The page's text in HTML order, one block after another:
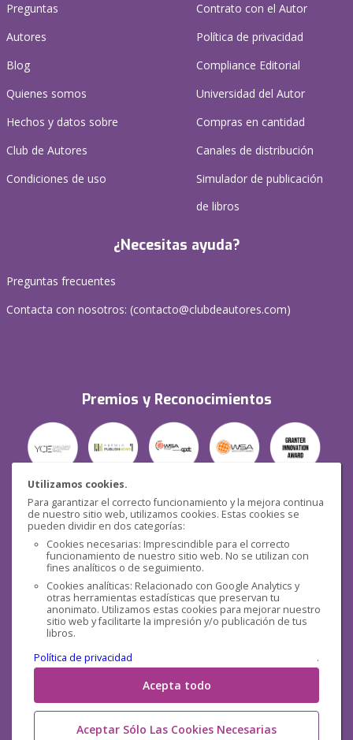
Utilizamos cookies.
Para garantizar el correcto funcionamiento y la mejora continua
de nuestro sitio web, utilizamos cookies. Estas cookies se
pueden dividir en dos categorías:
Cookies necesarias: Imprescindible para el correcto
funcionamiento de nuestro sitio web. No se utilizan con
fines analíticos o de seguimiento.
Cookies analíticas: Relacionado con Google Analytics y
otras herramientas estadísticas que preservan tu
anonimato. Utilizamos estas cookies para mejorar nuestro
sitio web y facilitarte la impresión y/o publicación de tus
libros.
Política de privacidad
.
Acepta todo
Aceptar Sólo Las Cookies Necesarias
Preguntas
Autores
Blog
Quienes somos
Hechos y datos sobre
Club de Autores
Condiciones de uso
Contrato con el Autor
Política de privacidad
Compliance Editorial
Universidad del Autor
Compras en cantidad
Canales de distribución
Simulador de publicación
de libros
¿Necesitas ayuda?
Preguntas frecuentes
Contacta con nosotros: (contacto@clubdeautores.com)
Premios y Reconocimientos
Seguridad
Redes sociales